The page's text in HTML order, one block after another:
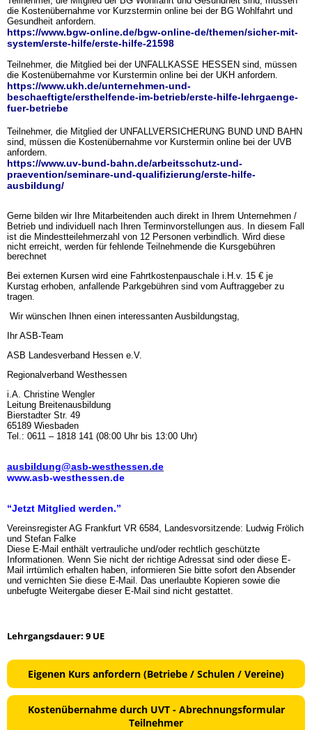
die Kostenübernahme vor Kurzstermin online bei der BG Wohlfahrt und
Gesundheit anfordern.
https://www.bgw-online.de/bgw-online-de/themen/sicher-mit-
system/erste-hilfe/erste-hilfe-21598
Teilnehmer, die Mitglied bei der UNFALLKASSE HESSEN sind, müssen
die Kostenübernahme vor Kurstermin online bei der UKH anfordern.
https://www.ukh.de/unternehmen-und-
beschaeftigte/ersthelfende-im-betrieb/erste-hilfe-lehrgaenge-
fuer-betriebe
Teilnehmer, die Mitglied der UNFALLVERSICHERUNG BUND UND BAHN
sind, müssen die Kostenübernahme vor Kurstermin online bei der UVB
anfordern.
https://www.uv-bund-bahn.de/arbeitsschutz-und-
praevention/seminare-und-qualifizierung/erste-hilfe-
ausbildung/
Gerne bilden wir Ihre Mitarbeitenden auch direkt in Ihrem Unternehmen /
Betrieb und individuell nach Ihren Terminvorstellungen aus. In diesem Fall
ist die Mindestteilehmerzahl von 12 Personen verbindlich. Wird diese
nicht erreicht, werden für fehlende Teilnehmende die Kursgebühren
berechnet
Bei externen Kursen wird eine Fahrtkostenpauschale i.H.v. 15 € je
Kurstag erhoben, anfallende Parkgebühren sind vom Auftraggeber zu
tragen.
Wir wünschen Ihnen einen interessanten Ausbildungstag,
Ihr ASB-Team
ASB Landesverband Hessen e.V.
Regionalverband Westhessen
i.A. Christine Wengler
Leitung Breitenausbildung
Bierstadter Str. 49
65189 Wiesbaden
Tel.: 0611 – 1818 141 (08:00 Uhr bis 13:00 Uhr)
ausbildung@asb-westhessen.de
www.asb-westhessen.de
“Jetzt Mitglied werden.”
Vereinsregister AG Frankfurt VR 6584, Landesvorsitzende: Ludwig Frölich
und Stefan Falke
Diese E-Mail enthält vertrauliche und/oder rechtlich geschützte
Informationen. Wenn Sie nicht der richtige Adressat sind oder diese E-
Mail irrtümlich erhalten haben, informieren Sie bitte sofort den Absender
und vernichten Sie diese E-Mail. Das unerlaubte Kopieren sowie die
unbefugte Weitergabe dieser E-Mail sind nicht gestattet.
Lehrgangsdauer: 9 UE
Eigenen Kurs anfordern (Betriebe / Schulen / Vereine)
Kostenübernahme durch UVT - Abrechnungsformular
Teilnehmer